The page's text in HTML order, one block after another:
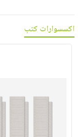
اكسسوارات كتب